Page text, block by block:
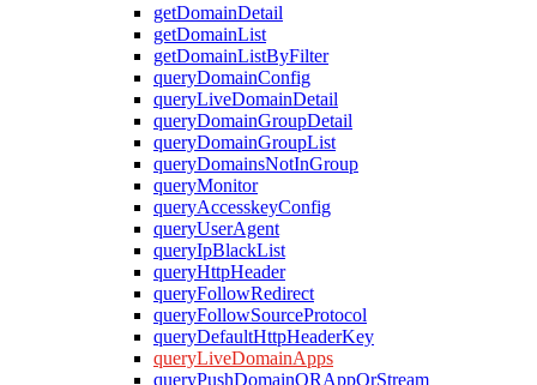
getDomainDetail
getDomainList
getDomainListByFilter
queryDomainConfig
queryLiveDomainDetail
queryDomainGroupDetail
queryDomainGroupList
queryDomainsNotInGroup
queryMonitor
queryAccesskeyConfig
queryUserAgent
queryIpBlackList
queryHttpHeader
queryFollowRedirect
queryFollowSourceProtocol
queryDefaultHttpHeaderKey
queryLiveDomainApps
queryPushDomainORAppOrStream